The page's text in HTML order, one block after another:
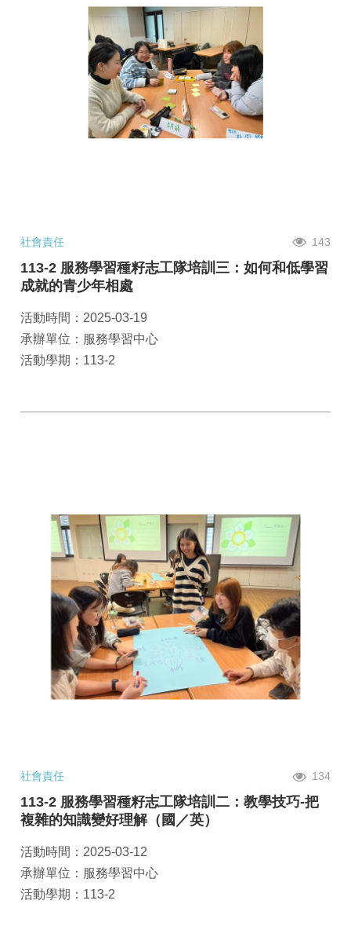
社會責任 143
113-2 服務學習種籽志工隊培訓三：如何和低學習
成就的青少年相處
活動時間：2025-03-19
承辦單位：服務學習中心
活動學期：113-2
社會責任 134
113-2 服務學習種籽志工隊培訓二：教學技巧-把
複雜的知識變好理解（國／英）
活動時間：2025-03-12
承辦單位：服務學習中心
活動學期：113-2